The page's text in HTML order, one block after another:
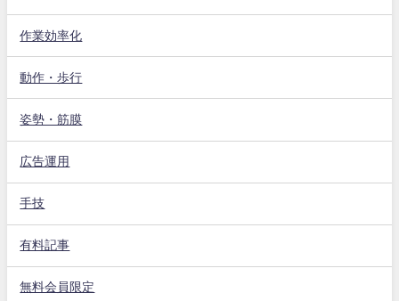
作業効率化
動作・歩行
姿勢・筋膜
広告運用
手技
有料記事
無料会員限定